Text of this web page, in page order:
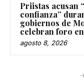
Priistas acusan
confianza”
gobiernos de
celebran foro
agosto 8, 2026
-